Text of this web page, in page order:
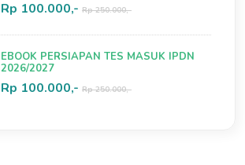
Rp 100.000,- Rp 250.000,-
EBOOK PERSIAPAN TES MASUK IPDN
2026/2027
Rp 100.000,- Rp 250.000,-